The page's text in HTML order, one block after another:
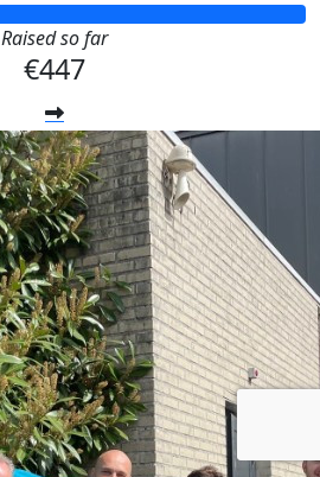
Raised so far
€447